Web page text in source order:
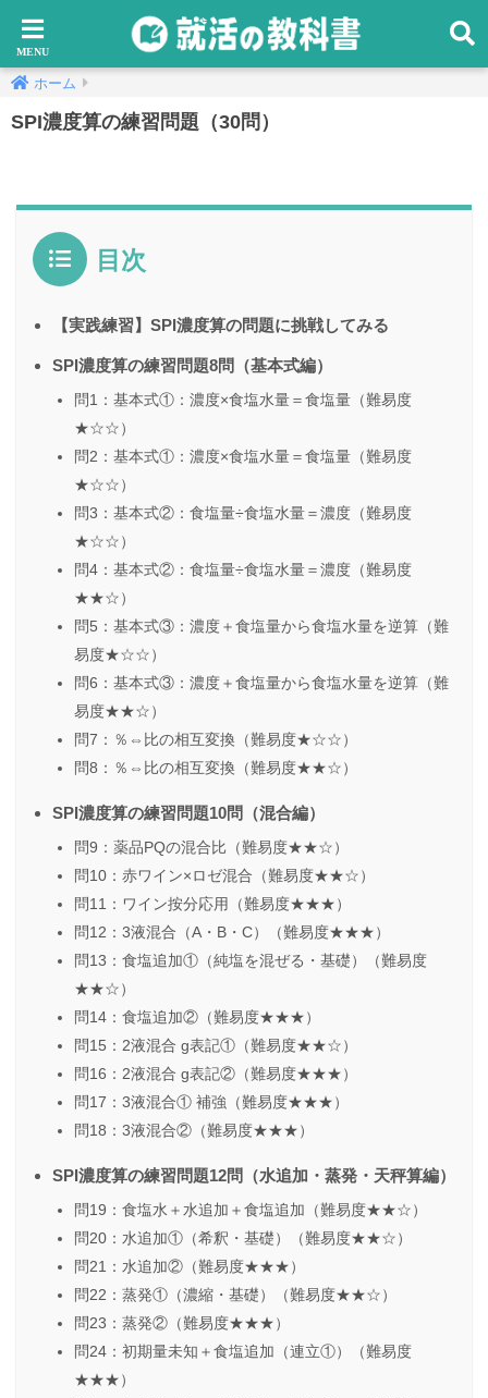
ホーム
SPI濃度算の練習問題（30問）
目次
【実践練習】SPI濃度算の問題に挑戦してみる
SPI濃度算の練習問題8問（基本式編）
問1：基本式①：濃度×食塩水量＝食塩量（難易度
★☆☆）
問2：基本式①：濃度×食塩水量＝食塩量（難易度
★☆☆）
問3：基本式②：食塩量÷食塩水量＝濃度（難易度
★☆☆）
問4：基本式②：食塩量÷食塩水量＝濃度（難易度
★★☆）
問5：基本式③：濃度＋食塩量から食塩水量を逆算（難
易度★☆☆）
問6：基本式③：濃度＋食塩量から食塩水量を逆算（難
易度★★☆）
問7：％⇔比の相互変換（難易度★☆☆）
問8：％⇔比の相互変換（難易度★★☆）
SPI濃度算の練習問題10問（混合編）
問9：薬品PQの混合比（難易度★★☆）
問10：赤ワイン×ロゼ混合（難易度★★☆）
問11：ワイン按分応用（難易度★★★）
問12：3液混合（A・B・C）（難易度★★★）
問13：食塩追加①（純塩を混ぜる・基礎）（難易度
★★☆）
問14：食塩追加②（難易度★★★）
問15：2液混合 g表記①（難易度★★☆）
問16：2液混合 g表記②（難易度★★★）
問17：3液混合① 補強（難易度★★★）
問18：3液混合②（難易度★★★）
SPI濃度算の練習問題12問（水追加・蒸発・天秤算編）
問19：食塩水＋水追加＋食塩追加（難易度★★☆）
問20：水追加①（希釈・基礎）（難易度★★☆）
問21：水追加②（難易度★★★）
問22：蒸発①（濃縮・基礎）（難易度★★☆）
問23：蒸発②（難易度★★★）
問24：初期量未知＋食塩追加（連立①）（難易度
★★★）